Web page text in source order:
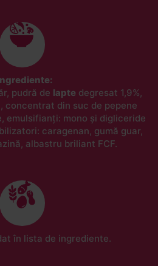
pudră de lapte degresat 1,9%,
, concentrat din suc de pepene
emulsifianți: mono și digliceride
caragenan, gumă guar,
albastru briliant FCF.
în lista de ingrediente.